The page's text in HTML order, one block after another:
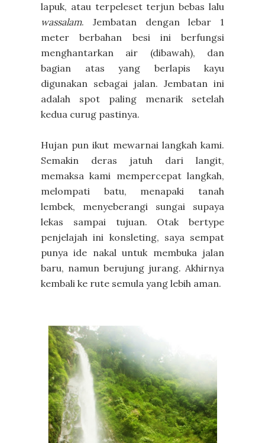
lapuk, atau terpeleset terjun bebas lalu
wassalam. Jembatan dengan lebar 1
meter berbahan besi ini berfungsi
menghantarkan air (dibawah), dan
bagian atas yang berlapis kayu
digunakan sebagai jalan. Jembatan ini
adalah spot paling menarik setelah
kedua curug pastinya.
Hujan pun ikut mewarnai langkah kami.
Semakin deras jatuh dari langit,
memaksa kami mempercepat langkah,
melompati batu, menapaki tanah
lembek, menyeberangi sungai supaya
lekas sampai tujuan. Otak bertype
penjelajah ini konsleting, saya sempat
punya ide nakal untuk membuka jalan
baru, namun berujung jurang. Akhirnya
kembali ke rute semula yang lebih aman.